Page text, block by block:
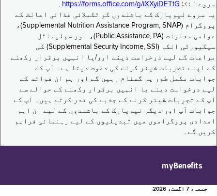
سروے لنک: https://forms.office.com/g/iXXyiDETtG ۔
یہ سروے نیویارک کے باشندوں کو تکملائی غذائی اعانت کے
پروگرام (Supplemental Nutrition Assistance Program, SNAP)،
عوامی معاونت (Public Assistance, PA)، اور سپلیمنٹل
سیکیورٹی انکم (Supplemental Security Income, SSI) کی
مراعات کے لیے درخواست دینے اور/یا انہیں برقرار رکھنے
کے اپنے تجربات شیئر کرنے کی دعوت دیتا ہے۔ آپ کے
جوابات مکمل طور پر گمنام رہیں گے اور ہم ان فوائد کے
لیے درخواست دینے یا انہیں برقرار رکھنے کے حوالے سے
آپ کے تجربات شیئر کرنے کے جذبے کی قدر کرتے ہیں۔ آپ کے
جوابات آپ اور دیگر نیویارک کے باشندوں کے لیے ان اہم
امدادی پروگراموں میں تبدیلیوں کے لیے رہنمائی فراہم
کریں گے۔
myBenefits
جمعہ، 7 اگست، 2026